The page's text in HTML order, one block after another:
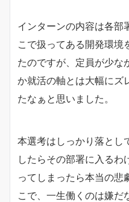
インターンの内容は各部
こで扱ってある開発環境
たのですが、定員が少な
か就活の軸とは大幅にズ
たなぁと思いました。
本選考はしっかり落とし
したらその部署に入るわ
ってしまったら本当の悲
こで、一生働くのは嫌だ